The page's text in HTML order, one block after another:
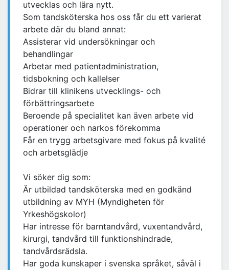
utvecklas och lära nytt.
Som tandsköterska hos oss får du ett varierat
arbete där du bland annat:
Assisterar vid undersökningar och
behandlingar
Arbetar med patientadministration,
tidsbokning och kallelser
Bidrar till klinikens utvecklings- och
förbättringsarbete
Beroende på specialitet kan även arbete vid
operationer och narkos förekomma
Får en trygg arbetsgivare med fokus på kvalité
och arbetsglädje
Vi söker dig som:
Är utbildad tandsköterska med en godkänd
utbildning av MYH (Myndigheten för
Yrkeshögskolor)
Har intresse för barntandvård, vuxentandvård,
kirurgi, tandvård till funktionshindrade,
tandvårdsrädsla.
Har goda kunskaper i svenska språket, såväl i